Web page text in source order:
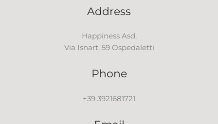
Address
Happiness Asd,
Via Isnart, 59 Ospedaletti
Phone
+39 3921681721